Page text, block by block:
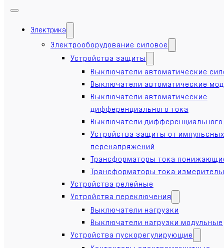
Электрика
Электрооборудование силовое
Устройства защиты
Выключатели автоматические
Выключатели автоматические
Выключатели автоматические
дифференциального тока
Выключатели дифференциального
Устройства защиты от импульсных
перенапряжений
Трансформаторы тока
Трансформаторы тока
Устройства релейные
Устройства переключения
Выключатели нагрузки
Выключатели нагрузки модульные
Устройства пускорегулирующие